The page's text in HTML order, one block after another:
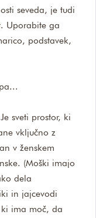
seveda, je tudi
Uporabite ga
podstavek,
sveti prostor, ki
vključno z
v ženskem
(Moški imajo
dela
in jajcevodi
ima moč, da